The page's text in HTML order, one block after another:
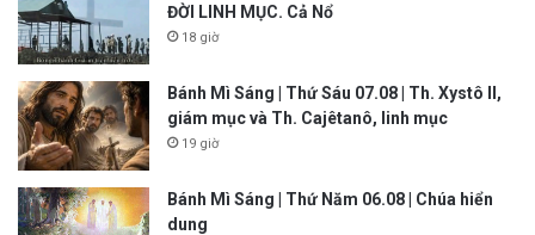
ĐỜI LINH MỤC. Cả Nổ
18 giờ
Bánh Mì Sáng | Thứ Sáu 07.08 | Th. Xystô II,
giám mục và Th. Cajêtanô, linh mục
19 giờ
Bánh Mì Sáng | Thứ Năm 06.08 | Chúa hiển
dung